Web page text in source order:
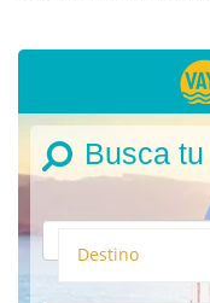
Busca
Destino